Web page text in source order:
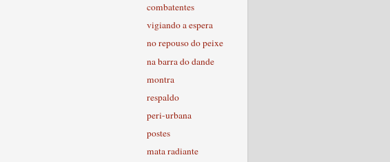
combatentes
vigiando a espera
no repouso do peixe
na barra do dande
montra
respaldo
peri-urbana
postes
mata radiante